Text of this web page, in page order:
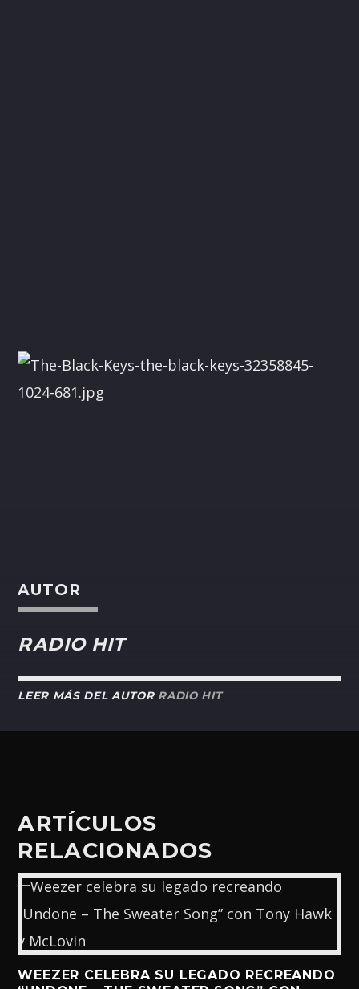
AUTOR
RADIO HIT
LEER MÁS DEL AUTOR RADIO HIT
ARTÍCULOS
RELACIONADOS
WEEZER CELEBRA SU LEGADO RECREANDO